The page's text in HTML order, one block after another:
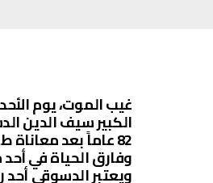
غيب الموت، يوم
الكبير سيف الدين
82 عاماً بعد
وفارق الحياة في
ويعتبر الدسوقي أحد